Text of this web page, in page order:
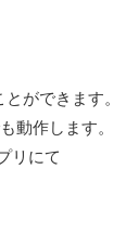
ができます。
動作します。
リにて